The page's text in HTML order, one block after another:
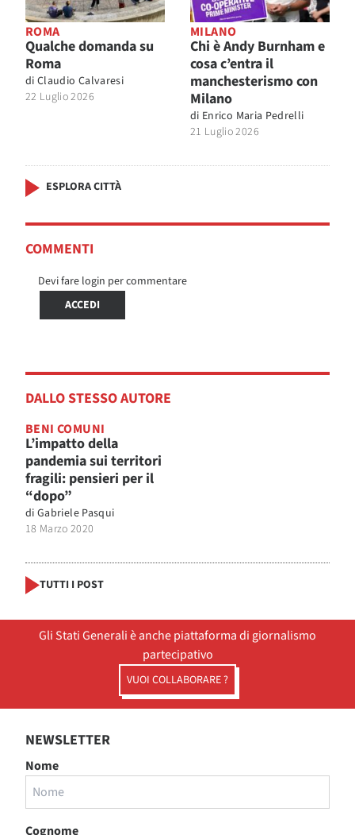
ROMA
Qualche domanda su
Roma
di Claudio Calvaresi
22 Luglio 2026
MILANO
Chi è Andy Burnham e
cosa c’entra il
manchesterismo con
Milano
di Enrico Maria Pedrelli
21 Luglio 2026
ESPLORA CITTÀ
COMMENTI
Devi fare login per commentare
ACCEDI
DALLO STESSO AUTORE
BENI COMUNI
L’impatto della
pandemia sui territori
fragili: pensieri per il
“dopo”
di Gabriele Pasqui
18 Marzo 2020
TUTTI I POST
Gli Stati Generali è anche piattaforma di giornalismo
partecipativo
VUOI COLLABORARE ?
NEWSLETTER
Nome
Cognome